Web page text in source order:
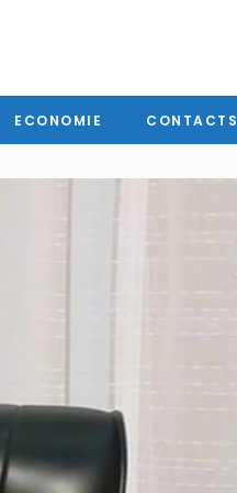
ECONOMIE CONTACTS